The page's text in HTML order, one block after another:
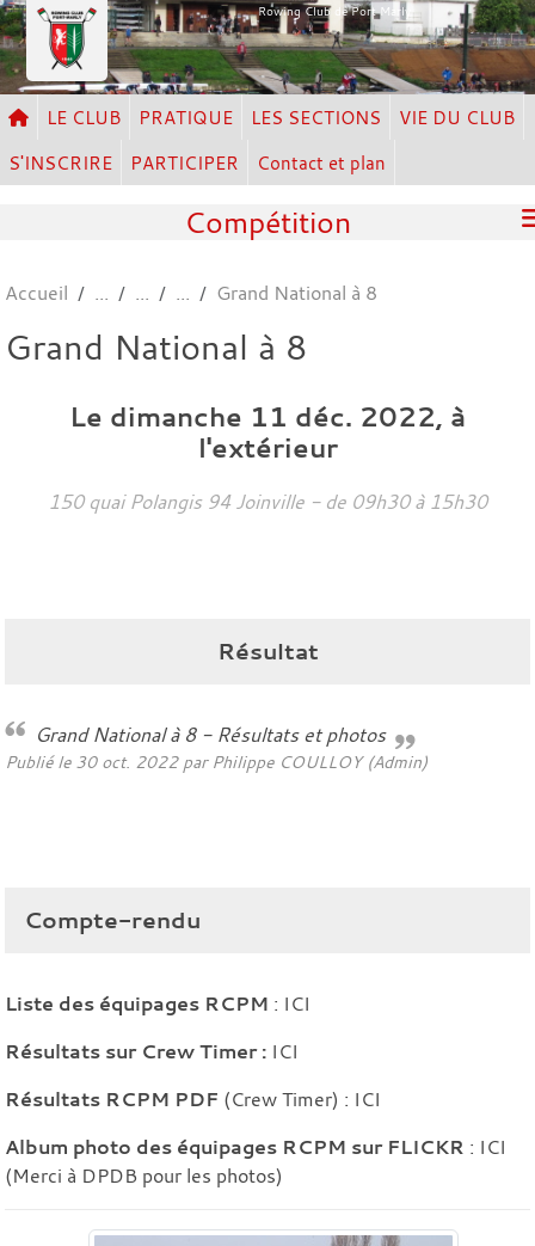
Rowing Club de Port Marly
LE CLUB PRATIQUE LES SECTIONS
VIE DU CLUB
S'INSCRIRE
PARTICIPER Contact et plan
Compétition
Accueil Grand National à 8
Grand National à 8
Le dimanche 11 déc. 2022, à
l'extérieur
150 quai Polangis 94 Joinville - de 09h30 à 15h30
Résultat
Grand National à 8 - Résultats et photos
Publié le 30 oct. 2022par Philippe COULLOY (Admin)
Compte-rendu
Liste des équipages RCPM : ICI
Résultats sur Crew Timer : ICI
Résultats RCPM PDF (Crew Timer) : ICI
Album photo des équipages RCPM sur FLICKR : ICI
(Merci à DPDB pour les photos)
Panneau de gestion des cookies